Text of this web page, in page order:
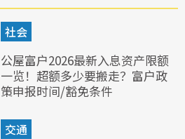
社会
公屋富户2026最新入息资产限额
一览！超额多少要搬走？富户政
策申报时间/豁免条件
交通